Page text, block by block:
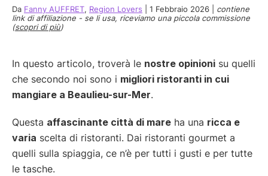
Manu
Da Fanny AUFFRET, Region Lovers 1 Febbraio 2026
contiene
link di affiliazione - se li usa, riceviamo una piccola commissione
(scopri di più)
In questo articolo, troverà le nostre opinioni su quelli
che secondo noi sono i migliori ristoranti in cui
mangiare a Beaulieu-sur-Mer.
Questa affascinante città di mare ha una ricca e
varia scelta di ristoranti. Dai ristoranti gourmet a
quelli sulla spiaggia, ce n’è per tutti i gusti e per tutte
le tasche.